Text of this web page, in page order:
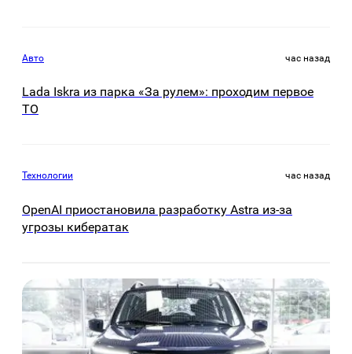
Авто час назад
Lada Iskra из парка «За рулем»: проходим первое
ТО
Технологии час назад
OpenAI приостановила разработку Astra из-за
угрозы кибератак